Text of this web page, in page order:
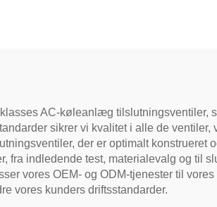
AC-køleanlæg
sikrer vi kvalitet i alle de
der er optimalt
fra indledende test, materialevalg og
vores OEM- og ODM-tjenester til
vores kunders driftsstandarder.